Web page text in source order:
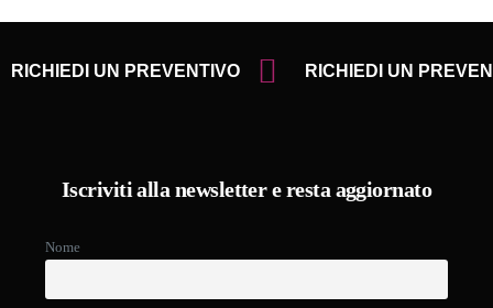
RICHIEDI UN PREVENTIVO RICHIEDI UN
Iscriviti alla newsletter e resta aggiornato
Nome